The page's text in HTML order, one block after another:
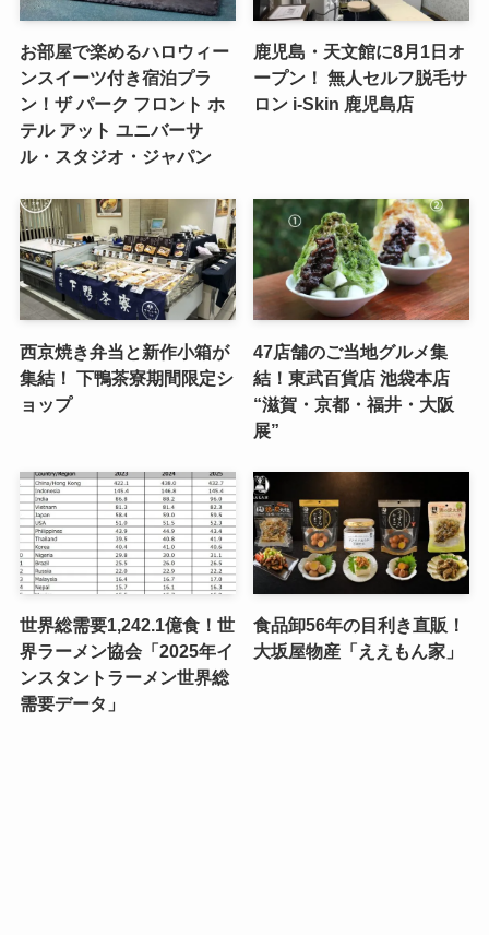
お部屋で楽めるハロウィー
ンスイーツ付き宿泊プラ
ン！ザ パーク フロント ホ
テル アット ユニバーサ
ル・スタジオ・ジャパン
鹿児島・天文館に8月1日オ
ープン！ 無人セルフ脱毛サ
ロン i-Skin 鹿児島店
西京焼き弁当と新作小箱が
集結！ 下鴨茶寮期間限定シ
ョップ
47店舗のご当地グルメ集
結！東武百貨店 池袋本店
“滋賀・京都・福井・大阪
展”
世界総需要1,242.1億食！世
界ラーメン協会「2025年イ
ンスタントラーメン世界総
需要データ」
食品卸56年の目利き直販！
大坂屋物産「ええもん家」